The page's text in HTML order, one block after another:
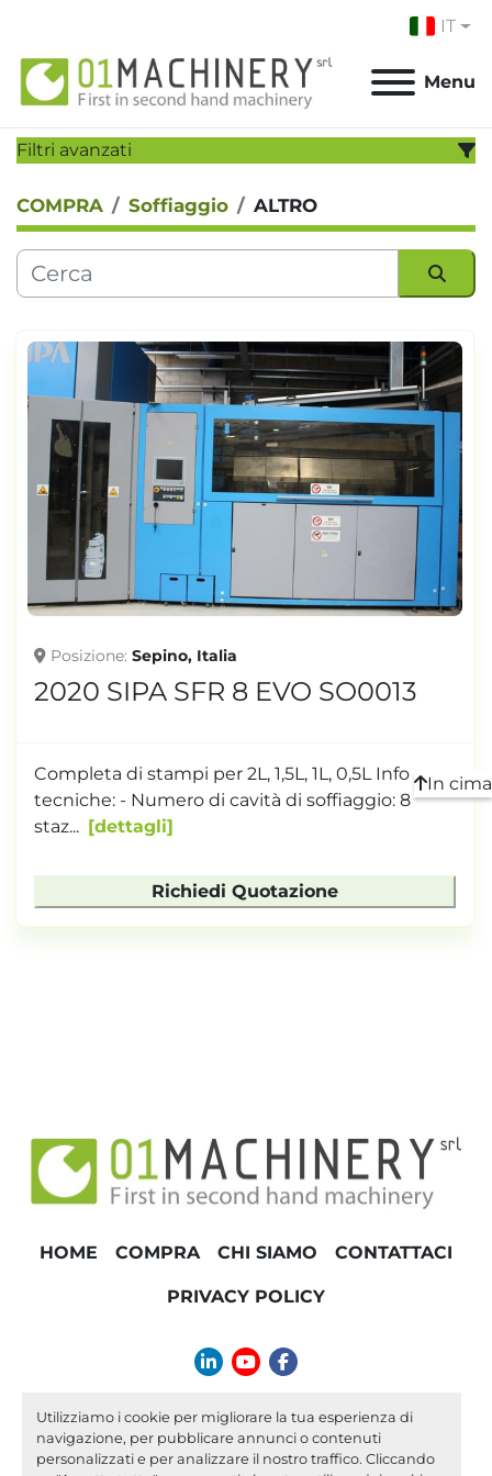
Utilizziamo i cookie per migliorare la tua esperienza di
navigazione, per pubblicare annunci o contenuti
personalizzati e per analizzare il nostro traffico. Cliccando
IT
Menu
Filtri avanzati
CATEGORIA:
PRODUTTORE:
ANNO
Applicare Cancella
TONNELLAGGIO
COMPRA Soffiaggio ALTRO
Posizione Sepino, Italia
2020 SIPA SFR 8 EVO SO0013
Completa di stampi per 2L, 1,5L, 1L, 0,5L Info
tecniche: - Numero di cavità di soffiaggio: 8
staz...
dettagli
Richiedi Quotazione
In cima
HOME COMPRA CHI SIAMO CONTATTACI
PRIVACY POLICY
linkedinyoutubefacebook
info@01machinery.com
Machinio Systemsito web diMachinio